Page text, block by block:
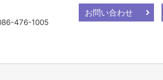
476-1005
お問い合わせ